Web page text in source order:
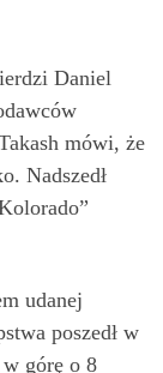
Daniel
mówi, że
Nadszedł
udanej
poszedł w
w górę o 8